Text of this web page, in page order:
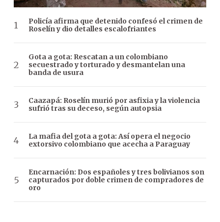
Policía afirma que detenido confesó el crimen de
Roselín y dio detalles escalofriantes
Gota a gota: Rescatan a un colombiano
secuestrado y torturado y desmantelan una
banda de usura
Caazapá: Roselín murió por asfixia y la violencia
sufrió tras su deceso, según autopsia
La mafia del gota a gota: Así opera el negocio
extorsivo colombiano que acecha a Paraguay
Encarnación: Dos españoles y tres bolivianos son
capturados por doble crimen de compradores de
oro